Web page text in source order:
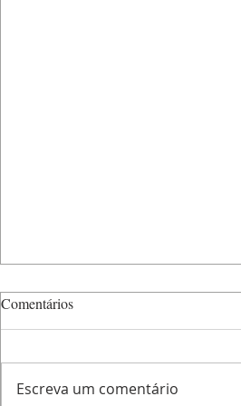
Comentários
Escreva um comentário